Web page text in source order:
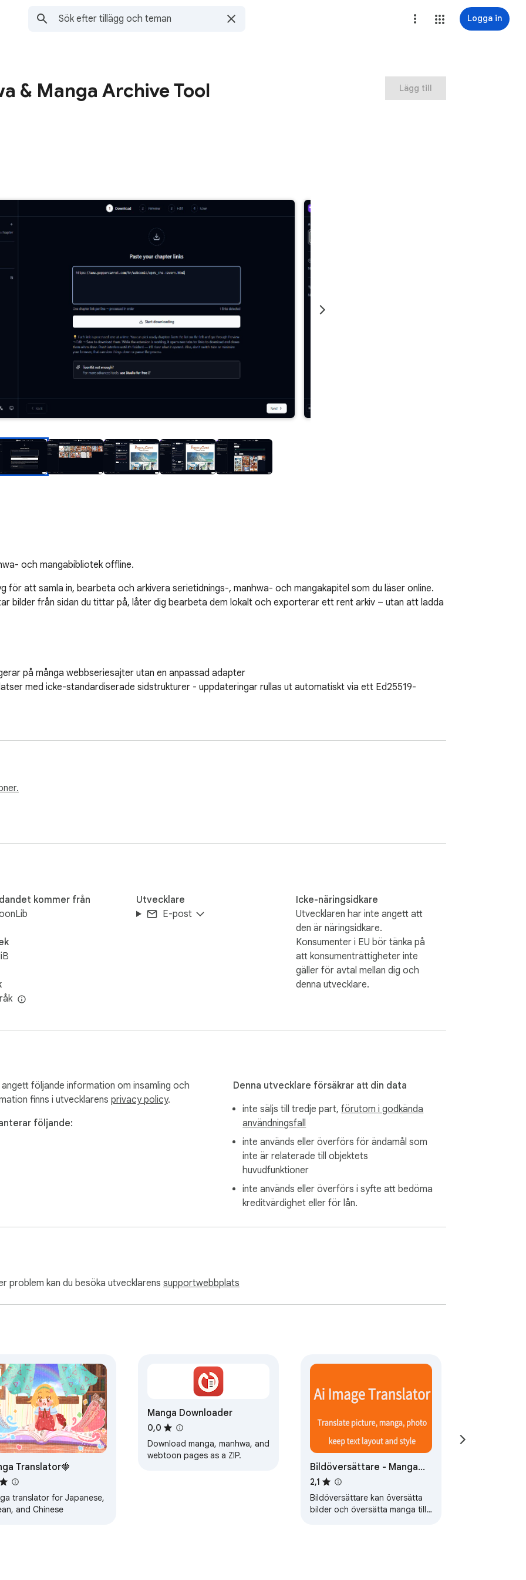
Logga in
& Manga Archive Tool Lägg till
och mangabibliotek offline.
att samla in, bearbeta och arkivera serietidnings-, manhwa- och mangakapitel som du läser online.
bilder från sidan du tittar på, låter dig bearbeta dem lokalt och exporterar ett rent arkiv – utan att ladda
på många webbseriesajter utan en anpassad adapter
med icke-standardiserade sidstrukturer - uppdateringar rullas ut automatiskt via ett Ed25519-
undviker att man skär igenom pratbubblor
/ WebP / AVIF), rotation, borttagning av färgprofil
användardata. All bearbetning sker lokalt i din webbläsare. Ingen analys, ingen telemetri, ingen
Användare ansvarar för att följa användarvillkoren för alla webbplatser de använder det på och för
för innehåll som du äger, har licensierat eller som är allmän egendom.
kommer från
Utvecklare
E-post
Icke-näringsidkare
Utvecklaren har inte angett att
den är näringsidkare.
Konsumenter i EU bör tänka på
att konsumenträttigheter inte
gäller för avtal mellan dig och
denna utvecklare.
följande information om insamling och
finns i utvecklarens privacy policy.
följande:
Denna utvecklare försäkrar att din data
inte säljs till tredje part,förutom i godkända
användningsfall
inte används eller överförs för ändamål som
inte är relaterade till objektets
huvudfunktioner
inte används eller överförs i syfte att bedöma
kreditvärdighet eller för lån.
problem kan du besöka utvecklarens supportwebbplats
Translator🍓
translator for Japanese,
and Chinese
Manga Downloader
0,0
Download manga, manhwa, and
webtoon pages as a ZIP.
Bildöversättare - Manga
Translator
2,1
Bildöversättare kan översätta
bilder och översätta manga till